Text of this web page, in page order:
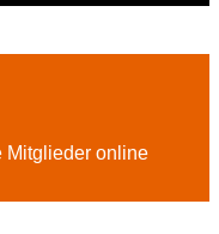
Mitglieder online